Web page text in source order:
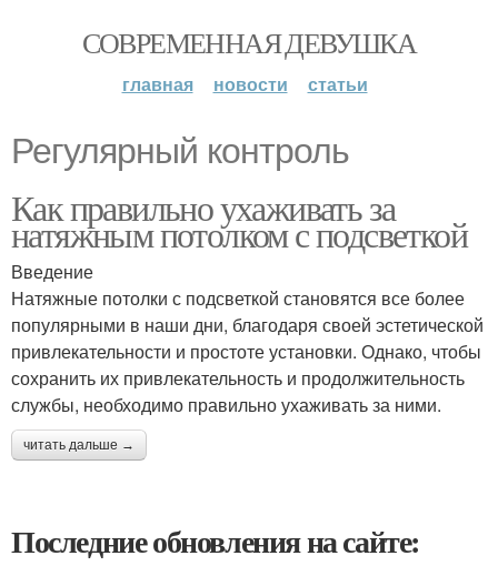
СОВРЕМЕННАЯ ДЕВУШКА
главная новости статьи
Регулярный контроль
Как правильно ухаживать за
натяжным потолком с подсветкой
Введение
Натяжные потолки с подсветкой становятся все более
популярными в наши дни, благодаря своей эстетической
привлекательности и простоте установки. Однако, чтобы
сохранить их привлекательность и продолжительность
службы, необходимо правильно ухаживать за ними.
читать дальше →
Последние обновления на сайте: